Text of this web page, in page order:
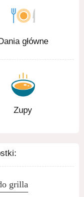
główne
Zupy
grilla